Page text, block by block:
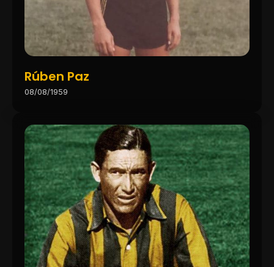
Rúben Paz
08/08/1959